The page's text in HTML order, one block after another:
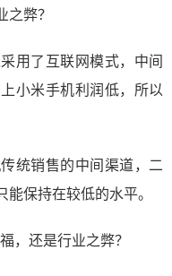
弊？
用了互联网模式，中间
小米手机利润低，所以
统销售的中间渠道，二
保持在较低的水平。